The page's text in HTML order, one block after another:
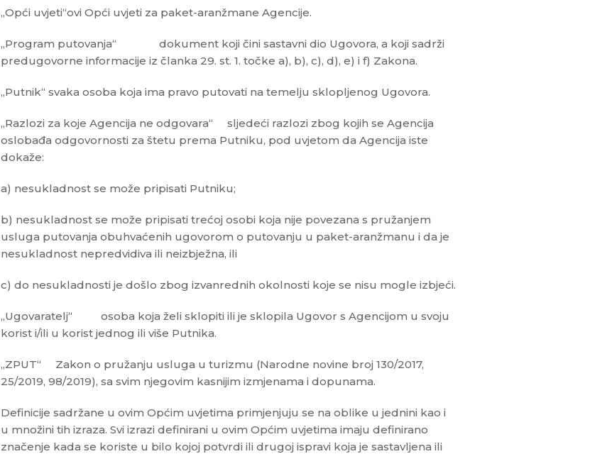
„Opći uvjeti“ovi Opći uvjeti za paket-aranžmane Agencije.
„Program putovanja“ dokument koji čini sastavni dio Ugovora, a koji sadrži
predugovorne informacije iz članka 29. st. 1. točke a), b), c), d), e) i f) Zakona.
„Putnik“ svaka osoba koja ima pravo putovati na temelju sklopljenog Ugovora.
„Razlozi za koje Agencija ne odgovara“ sljedeći razlozi zbog kojih se Agencija
oslobađa odgovornosti za štetu prema Putniku, pod uvjetom da Agencija iste
dokaže:
a) nesukladnost se može pripisati Putniku;
b) nesukladnost se može pripisati trećoj osobi koja nije povezana s pružanjem
usluga putovanja obuhvaćenih ugovorom o putovanju u paket-aranžmanu i da je
nesukladnost nepredvidiva ili neizbježna, ili
c) do nesukladnosti je došlo zbog izvanrednih okolnosti koje se nisu mogle izbjeći.
„Ugovaratelj“ osoba koja želi sklopiti ili je sklopila Ugovor s Agencijom u svoju
korist i/ili u korist jednog ili više Putnika.
„ZPUT“ Zakon o pružanju usluga u turizmu (Narodne novine broj 130/2017,
25/2019, 98/2019), sa svim njegovim kasnijim izmjenama i dopunama.
Definicije sadržane u ovim Općim uvjetima primjenjuju se na oblike u jednini kao i
u množini tih izraza. Svi izrazi definirani u ovim Općim uvjetima imaju definirano
značenje kada se koriste u bilo kojoj potvrdi ili drugoj ispravi koja je sastavljena ili